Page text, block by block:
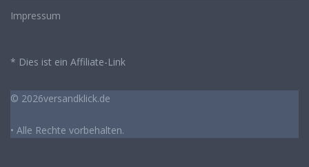
Impressum
* Dies ist ein Affiliate-Link
© 2026versandklick.de
• Alle Rechte vorbehalten.